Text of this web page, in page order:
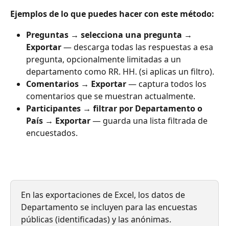
Ejemplos de lo que puedes hacer con este método:
Preguntas → selecciona una pregunta →
Exportar — descarga todas las respuestas a esa
pregunta, opcionalmente limitadas a un
departamento como RR. HH. (si aplicas un filtro).
Comentarios → Exportar — captura todos los
comentarios que se muestran actualmente.
Participantes → filtrar por Departamento o
País → Exportar — guarda una lista filtrada de
encuestados.
En las exportaciones de Excel, los datos de
Departamento se incluyen para las encuestas
públicas (identificadas) y las anónimas.